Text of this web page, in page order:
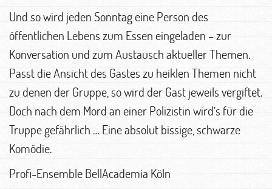
Und so wird jeden Sonntag eine Person des
öffentlichen Lebens zum Essen eingeladen – zur
Konversation und zum Austausch aktueller Themen.
Passt die Ansicht des Gastes zu heiklen Themen nicht
zu denen der Gruppe, so wird der Gast jeweils vergiftet.
Doch nach dem Mord an einer Polizistin wird’s für die
Truppe gefährlich … Eine absolut bissige, schwarze
Komödie.
Profi-Ensemble BellAcademia Köln